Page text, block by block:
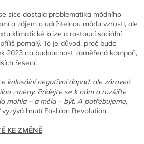
sice dostala problematika módního
a zájem o udržitelnou módu vzrostl, ale
klimatické krize a rostoucí sociální
pomalý. To je důvod, proč bude
2023 na budoucnost zaměřená kampaň,
řešení.
kolosální negativní dopad, ale zároveň
změny. Přidejte se k nám a rozšiřte
mohla – a měla – být. A potřebujeme,
vyzývá hnutí Fashion Revolution.
KE ZMĚNĚ